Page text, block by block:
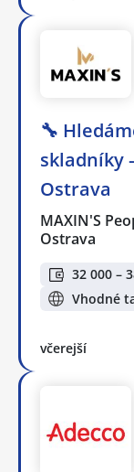
🔧
skladníky
Ostrava
MAXIN'S
Ostrava
32 000 –
Vhodné
včerejší